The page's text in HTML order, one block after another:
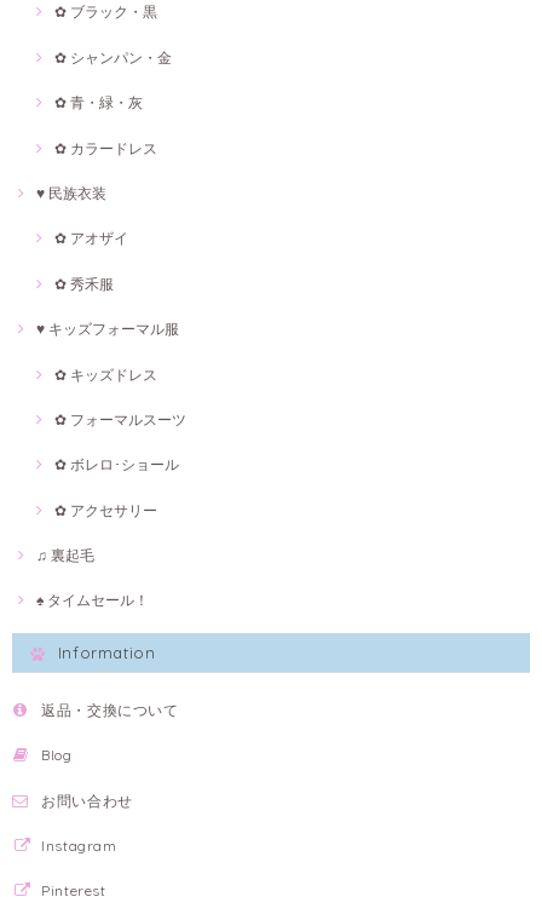
✿ ブラック・黒
✿ シャンパン・金
✿ 青・緑・灰
✿ カラードレス
♥ 民族衣装
✿ アオザイ
✿ 秀禾服
♥ キッズフォーマル服
✿ キッズドレス
✿ フォーマルスーツ
✿ ボレロ･ショール
✿ アクセサリー
♫ 裏起毛
♠ タイムセール！
Information
返品・交換について
Blog
お問い合わせ
Instagram
Pinterest